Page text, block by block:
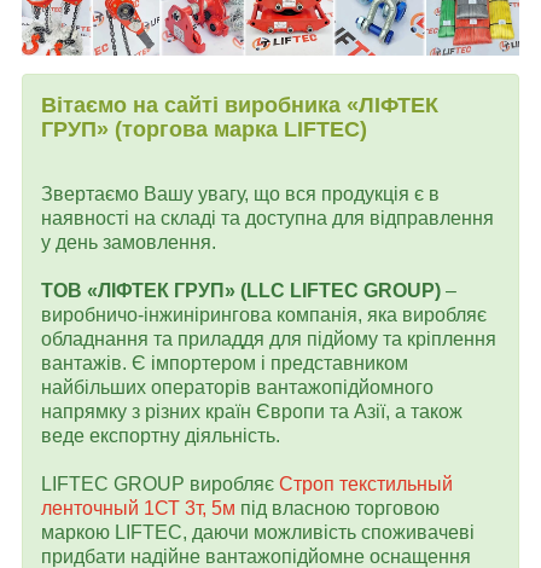
Вітаємо на сайті виробника «ЛІФТЕК
ГРУП» (торгова марка LIFTEC)
Звертаємо Вашу увагу, що вся продукція є в
наявності на складі та доступна для відправлення
у день замовлення.
ТОВ «ЛІФТЕК ГРУП» (LLC LIFTEC GROUP) –
виробничо-інжинірингова компанія, яка виробляє
обладнання та приладдя для підйому та кріплення
вантажів. Є імпортером і представником
найбільших операторів вантажопідйомного
напрямку з різних країн Європи та Азії, а також
веде експортну діяльність.
LIFTEC GROUP виробляє Строп текстильный
ленточный 1СТ 3т, 5м під власною торговою
маркою LIFTEC, даючи можливість споживачеві
придбати надійне вантажопідйомне оснащення